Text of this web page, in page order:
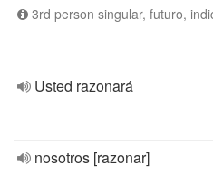
3rd person singular, futuro,
Usted razonará
nosotros [razonar]